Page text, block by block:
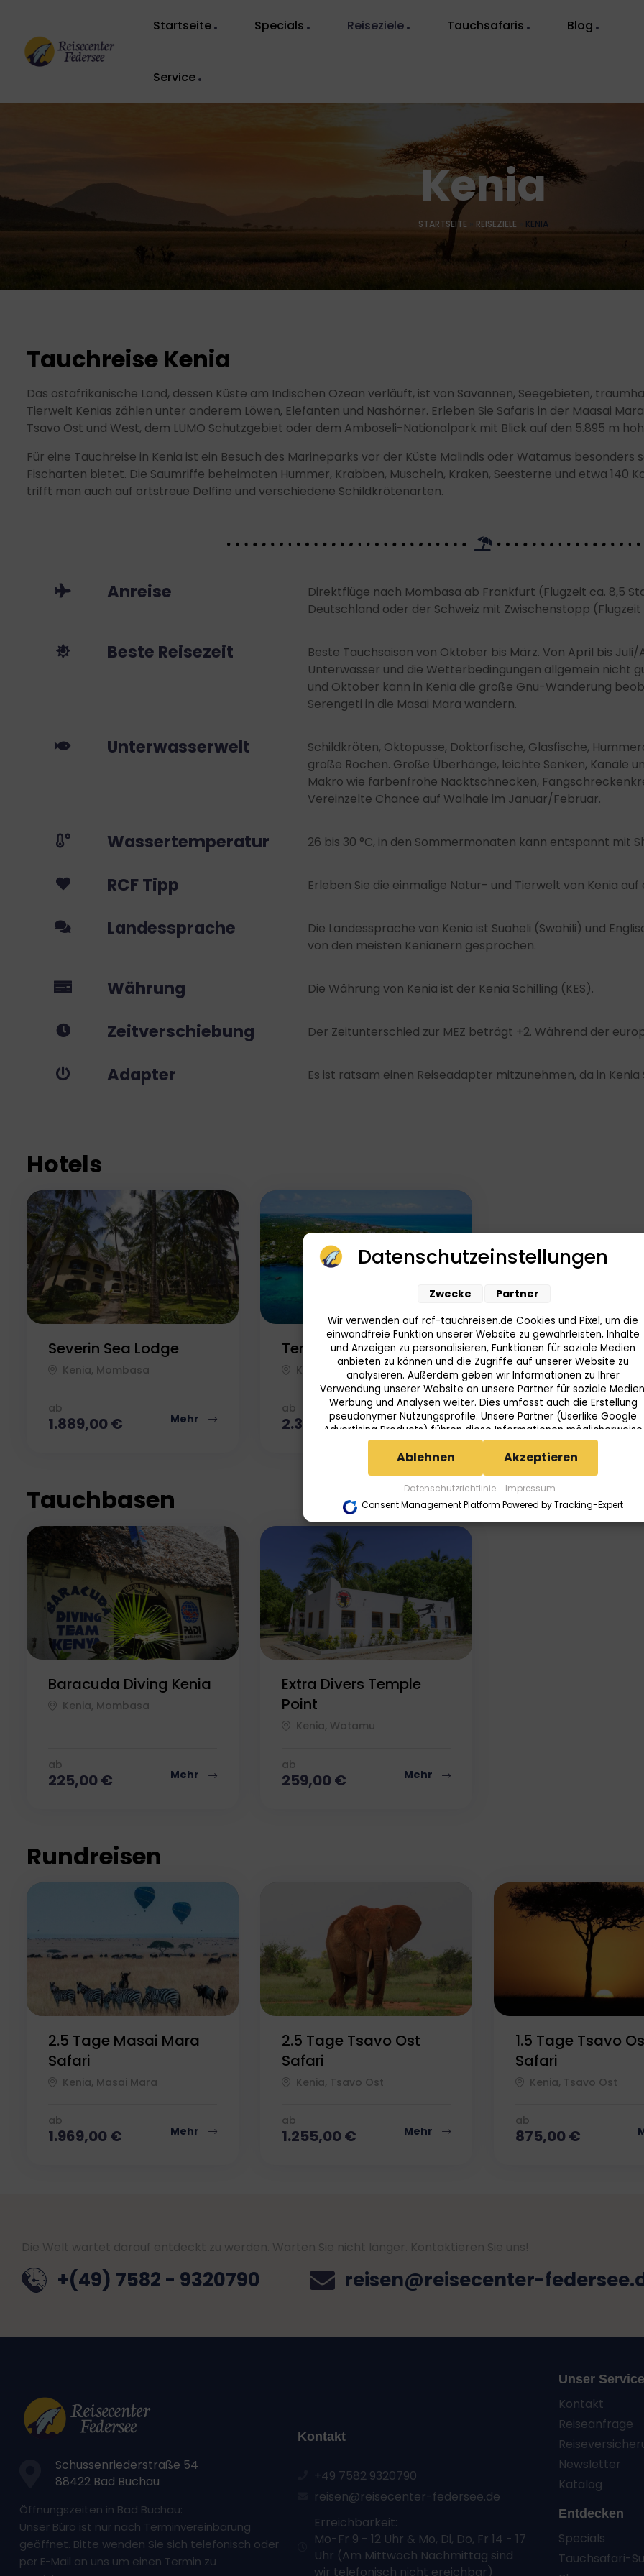
Startseite Specials Reiseziele Tauchsafaris Blog
Service
Kenia
STARTSEITE REISEZIELE KENIA
Tauchreise Kenia
Das ostafrikanische Land, dessen Küste am Indischen Ozean verläuft, ist von Savannen, Seegebieten,
Tierwelt Kenias zählen unter anderem Löwen, Elefanten und Nashörner. Erleben Sie Safaris in der Maasai
Tsavo Ost und West, dem LUMO Schutzgebiet oder dem Amboseli-Nationalpark mit Blick auf den 5.895 m
Für eine Tauchreise in Kenia ist ein Besuch des Marineparks vor der Küste Malindis oder Watamus
Fischarten bietet. Die Saumriffe beheimaten Hummer, Krabben, Muscheln, Kraken, Seesterne und etwa 140
trifft man auch auf ortstreue Delfine und verschiedene Schildkrötenarten.
Anreise
Direktflüge nach Mombasa ab Frankfurt (Flugzeit ca. 8,5
Deutschland oder der Schweiz mit Zwischenstopp (Flugzeit
Beste Reisezeit
Beste Tauchsaison von Oktober bis März. Von April bis
Unterwasser und die Wetterbedingungen allgemein nicht
und Oktober kann in Kenia die große Gnu-Wanderung
Serengeti in die Masai Mara wandern.
Unterwasserwelt
Schildkröten, Oktopusse, Doktorfische, Glasfische,
große Rochen. Große Überhänge, leichte Senken, Kanäle
Makro wie farbenfrohe Nacktschnecken,
Vereinzelte Chance auf Walhaie im Januar/Februar.
Wassertemperatur 26 bis 30 °C, in den Sommermonaten kann entspannt mit
RCF Tipp Erleben Sie die einmalige Natur- und Tierwelt von Kenia
Landessprache
Die Landessprache von Kenia ist Suaheli (Swahili) und
von den meisten Kenianern gesprochen.
Währung Die Währung von Kenia ist der Kenia Schilling (KES).
Zeitverschiebung Der Zeitunterschied zur MEZ beträgt +2. Während der
Adapter Es ist ratsam einen Reiseadapter mitzunehmen, da in
Hotels
Severin Sea Lodge
Kenia, Mombasa
ab
1.889,00€ Mehr
Temple Point Resort
Kenia, Watamu
ab
2.349,00€ Mehr
Tauchbasen
Baracuda Diving Kenia
Kenia, Mombasa
ab
225,00€ Mehr
Extra Divers Temple
Point
Kenia, Watamu
ab
259,00€ Mehr
Rundreisen
2.5 Tage Masai Mara
Safari
Kenia, Masai Mara
ab
1.969,00€ Mehr
2.5 Tage Tsavo Ost
Safari
Kenia, Tsavo Ost
ab
1.255,00€ Mehr
1.5 Tage Tsavo
Safari
Kenia, Tsavo Ost
ab
875,00€
Die Welt wartet darauf entdeckt zu werden. Warten Sie nicht länger. Kontaktieren Sie uns!
+(49) 7582 - 9320790 reisen@reisecenter-
Schussenriederstraße 54
88422 Bad Buchau
Öffnungszeiten in Bad Buchau:
Unser Büro ist nur nach Terminvereinbarung
geöffnet. Bitte wenden Sie sich telefonisch oder
per E-Mail an uns um einen Termin zu
Kontakt
+49 7582 9320790
reisen@reisecenter-federsee.de
Erreichbarkeit:
Mo-Fr 9 - 12 Uhr & Mo, Di, Do, Fr 14 - 17
Uhr (Am Mittwoch Nachmittag sind
wir telefonisch nicht ereichbar)
Unser Service
Kontakt
Reiseanfrage
Newsletter
Katalog
Entdecken
Specials
Tauchsafari-
Datenschutzeinstellungen
Wir verwenden auf rcf-tauchreisen.de Cookies und Pixel, um die
einwandfreie Funktion unserer Website zu gewährleisten, Inhalte
und Anzeigen zu personalisieren, Funktionen für soziale Medien
anbieten zu können und die Zugriffe auf unserer Website zu
analysieren. Außerdem geben wir Informationen zu Ihrer
Verwendung unserer Website an unsere Partner für soziale
Werbung und Analysen weiter. Dies umfasst auch die Erstellung
pseudonymer Nutzungsprofile. Unsere Partner (Userlike Google
Advertising Products) führen diese Informationen möglicherweise
mit weiteren Daten zusammen, die Sie ihnen bereitgestellt haben
(bspw. anhand eines persönlichen Accounts) oder welche sie im
Rahmen Ihrer Nutzung der Dienste gesammelt haben (bspw.
Nutzungsdaten anderer Geräte). Ihre Einwilligung zur Nutzung von
Cookies und Pixeln können Sie jederzeit widerrufen, indem Sie auf
den Datenschutz-Button links unten klicken und dort die
entsprechenden Anpassungen vornehmen.
Zwecke der Datenverarbeitung durch unsere Partner:
Speichern von oder Zugriff auf Informationen auf einem Endgerät
Verwendung reduzierter Daten zur Auswahl von Werbeanzeigen
Erstellung von Profilen für personalisierte Werbung
Verwendung von Profilen zur Auswahl personalisierter Werbung
Erstellung von Profilen zur Personalisierung von Inhalten
Verwendung von Profilen zur Auswahl personalisierter Inhalte
Messung der Werbeleistung
Messung der Performance von Inhalten
Daten aus verschiedenen Quellen
Entwicklung und Verbesserung der Angebote
Datenschutzrichtlinie Impressum
Zwecke Partner
Ablehnen Akzeptieren
Consent Management Platform Powered by Tracking-Expert